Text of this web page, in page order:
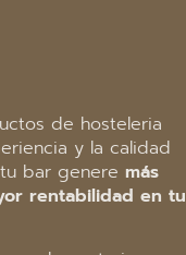
de hosteleria
y la calidad
tu bar generemás
rentabilidad en tu